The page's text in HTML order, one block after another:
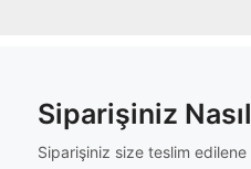
Siparişiniz
Siparişiniz size teslim